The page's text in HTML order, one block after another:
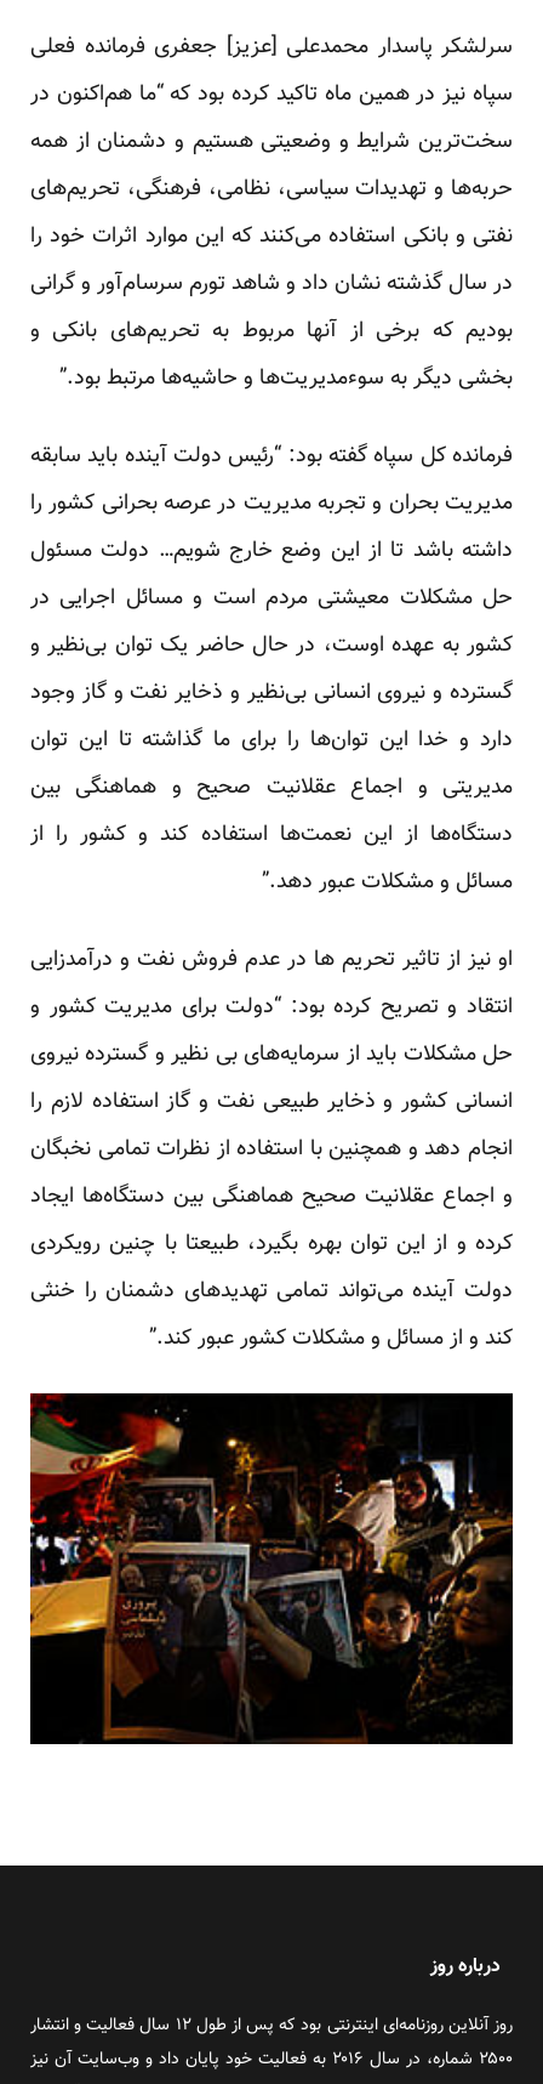
سرلشکر پاسدار محمدعلی [عزیز] جعفری فرمانده فعلی
سپاه نیز در همین ماه تاکید کرده بود که “ما هم‌اکنون در
سخت‌ترین شرایط و ‌وضعیتی هستیم و دشمنان از همه
حربه‌ها و تهدیدات سیاسی، نظامی، فرهنگی، تحریم‌های
نفتی و بانکی استفاده می‌کنند که این موارد اثرات خود را
در سال گذشته نشان داد و شاهد تورم سرسام‌آور و گرانی
بودیم که برخی از آنها مربوط به تحریم‌های بانکی و
بخشی دیگر به سوءمدیریت‌ها و حاشیه‌ها مرتبط بود.”
فرمانده کل سپاه گفته بود: “رئیس دولت آینده باید سابقه
مدیریت بحران و تجربه مدیریت در عرصه بحرانی کشور را
داشته باشد تا از این وضع خارج شویم… دولت مسئول
حل مشکلات معیشتی مردم است و مسائل اجرایی در
کشور به عهده اوست، در حال حاضر یک توان بی‌نظیر و
گسترده و نیروی انسانی بی‌نظیر و ذخایر نفت و گاز وجود
دارد و خدا این توان‌ها را برای ما گذاشته تا این توان
مدیریتی و اجماع عقلانیت صحیح و هماهنگی بین
دستگاه‌ها از این نعمت‌ها استفاده کند و کشور را از
مسائل و مشکلات عبور دهد.”
او نیز از تاثیر تحریم ها در عدم فروش نفت و درآمدزایی
انتقاد و تصریح کرده بود: “دولت برای مدیریت کشور و
حل مشکلات باید از سرمایه‌های بی نظیر و گسترده نیروی
انسانی کشور و ذخایر طبیعی نفت و گاز استفاده لازم را
انجام دهد و همچنین با استفاده از نظرات تمامی نخبگان
و اجماع عقلانیت صحیح هماهنگی بین دستگاه‌ها ایجاد
کرده و از این توان بهره بگیرد، طبیعتا با چنین رویکردی
دولت آینده می‌تواند تمامی تهدیدهای دشمنان را خنثی
کند و از مسائل و مشکلات کشور عبور کند.”
درباره روز
روز آنلاین روزنامه‌ای اینترنتی بود که پس از طول ۱۲ سال فعالیت و انتشار
۲۵۰۰ شماره، در سال ۲۰۱۶ به فعالیت خود پایان داد و وب‌سایت آن نیز